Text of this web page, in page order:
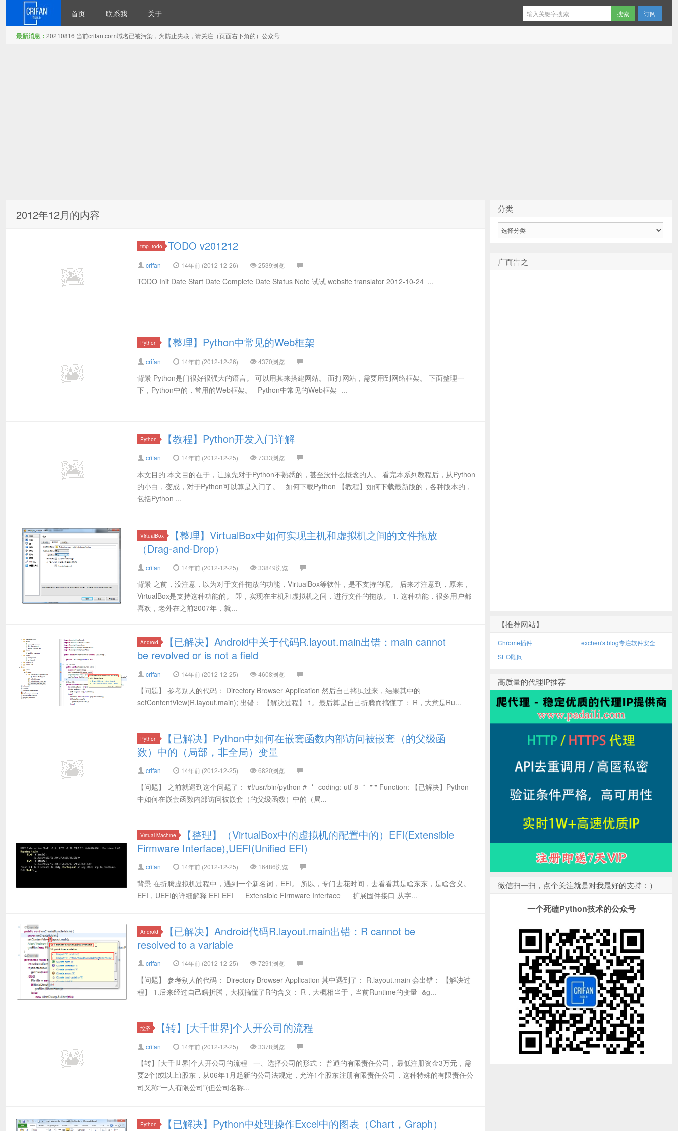
首页 联系我 关于 订阅
最新消息： 20210816 当前crifan.com域名已被污染，为防止失联，请关注（页面右下角的）公众号
2012年12月的内容
tmp_todo TODO v201212
crifan 14年前 (2012-12-26) 2539浏览
TODO Init Date Start Date Complete Date Status Note 试试 website translator 2012-10-24 ...
Python 【整理】Python中常见的Web框架
crifan 14年前 (2012-12-26) 4370浏览
背景 Python是门很好很强大的语言。 可以用其来搭建网站。 而打网站，需要用到网络框架。 下面整理一
下，Python中的，常用的Web框架。 Python中常见的Web框架 ...
Python 【教程】Python开发入门详解
crifan 14年前 (2012-12-25) 7333浏览
本文目的 本文目的在于，让原先对于Python不熟悉的，甚至没什么概念的人。 看完本系列教程后，从Python
的小白，变成，对于Python可以算是入门了。 如何下载Python 【教程】如何下载最新版的，各种版本的，
包括Python ...
VirtualBox
【整理】VirtualBox中如何实现主机和虚拟机之间的文件拖放
（Drag-and-Drop）
crifan 14年前 (2012-12-25) 33849浏览
背景 之前，没注意，以为对于文件拖放的功能，VirtualBox等软件，是不支持的呢。 后来才注意到，原来，
VirtualBox是支持这种功能的。 即，实现在主机和虚拟机之间，进行文件的拖放。 1. 这种功能，很多用户都
喜欢，老外在之前2007年，就...
Android
【已解决】Android中关于代码R.layout.main出错：main cannot
be revolved or is not a field
crifan 14年前 (2012-12-25) 4608浏览
【问题】 参考别人的代码： Directory Browser Application 然后自己拷贝过来，结果其中的
setContentView(R.layout.main); 出错： 【解决过程】 1。最后算是自己折腾而搞懂了： R，大意是Ru...
Python
【已解决】Python中如何在嵌套函数内部访问被嵌套（的父级函
数）中的（局部，非全局）变量
crifan 14年前 (2012-12-25) 6820浏览
【问题】 之前就遇到这个问题了： #!/usr/bin/python # -*- coding: utf-8 -*- """ Function: 【已解决】Python
中如何在嵌套函数内部访问被嵌套（的父级函数）中的（局...
Virtual Machine
【整理】（VirtualBox中的虚拟机的配置中的）EFI(Extensible
Firmware Interface),UEFI(Unified EFI)
crifan 14年前 (2012-12-25) 16486浏览
背景 在折腾虚拟机过程中，遇到一个新名词，EFI。 所以，专门去花时间，去看看其是啥东东，是啥含义。
EFI，UEFI的详细解释 EFI EFI == Extensible Firmware Interface == 扩展固件接口 从字...
Android
【已解决】Android代码R.layout.main出错：R cannot be
resolved to a variable
crifan 14年前 (2012-12-25) 7291浏览
【问题】 参考别人的代码： Directory Browser Application 其中遇到了： R.layout.main 会出错： 【解决过
程】 1.后来经过自己瞎折腾，大概搞懂了R的含义： R，大概相当于，当前Runtime的变量 -&g...
经济 【转】[大千世界]个人开公司的流程
crifan 14年前 (2012-12-25) 3378浏览
【转】[大千世界]个人开公司的流程 一、选择公司的形式： 普通的有限责任公司，最低注册资金3万元，需
要2个(或以上)股东，从06年1月起新的公司法规定，允许1个股东注册有限责任公司，这种特殊的有限责任公
司又称“一人有限公司”(但公司名称...
Python 【已解决】Python中处理操作Excel中的图表（Chart，Graph）
分类
广而告之
【推荐网站】
Chrome插件
exchen's blog专注软件安全
SEO顾问
高质量的代理IP推荐
微信扫一扫，点个关注就是对我最好的支持：）
一个死磕Python技术的公众号